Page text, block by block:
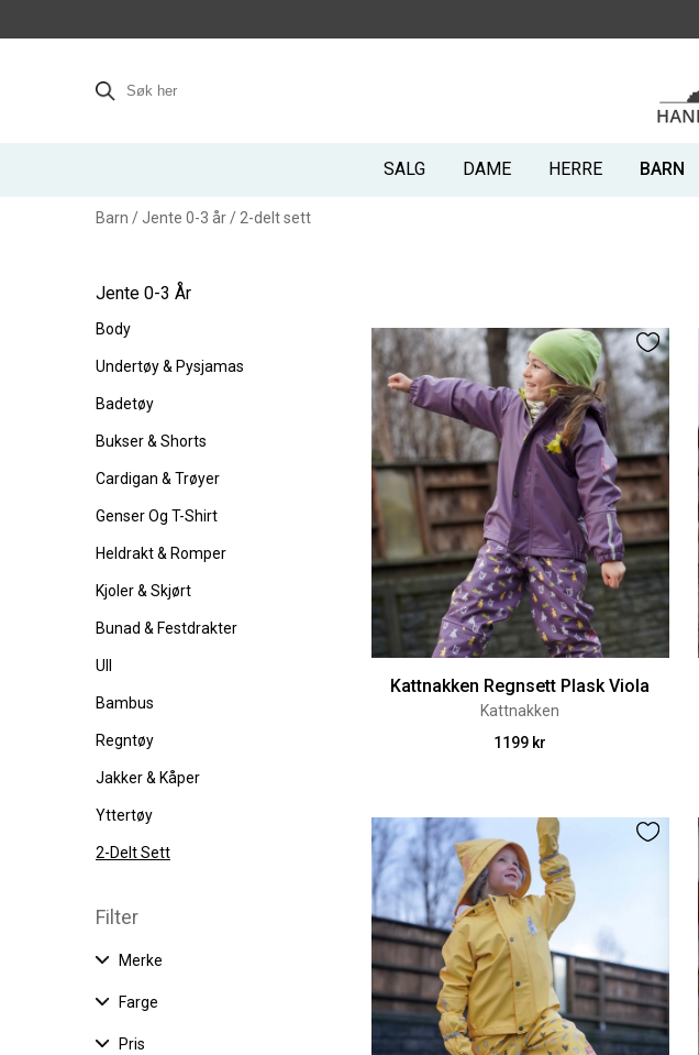
SALG DAME HERRE BARN
Barn / Jente 0-3 år/2-delt sett
Jente 0-3 År
Body
Undertøy & Pysjamas
Badetøy
Bukser & Shorts
Cardigan & Trøyer
Genser Og T-Shirt
Heldrakt & Romper
Kjoler & Skjørt
Bunad & Festdrakter
Ull
Bambus
Regntøy
Jakker & Kåper
Yttertøy
2-Delt Sett
Filter
Merke
Farge
Pris
Kattnakken Regnsett Plask Viola
Kattnakken
1199 kr